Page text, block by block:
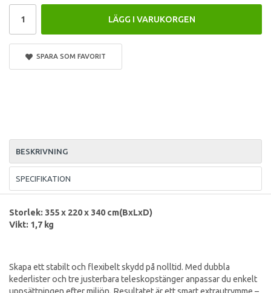
LÄGG I VARUKORGEN
SPARA SOM FAVORIT
BESKRIVNING
SPECIFIKATION
Storlek: 355 x 220 x 340 cm(BxLxD)
Vikt: 1,7 kg
Skapa ett stabilt och flexibelt skydd på nolltid. Med dubbla
kederlister och tre justerbara teleskopstänger anpassar du enkelt
uppsättningen efter miljön. Resultatet är ett smart extrautrymme –